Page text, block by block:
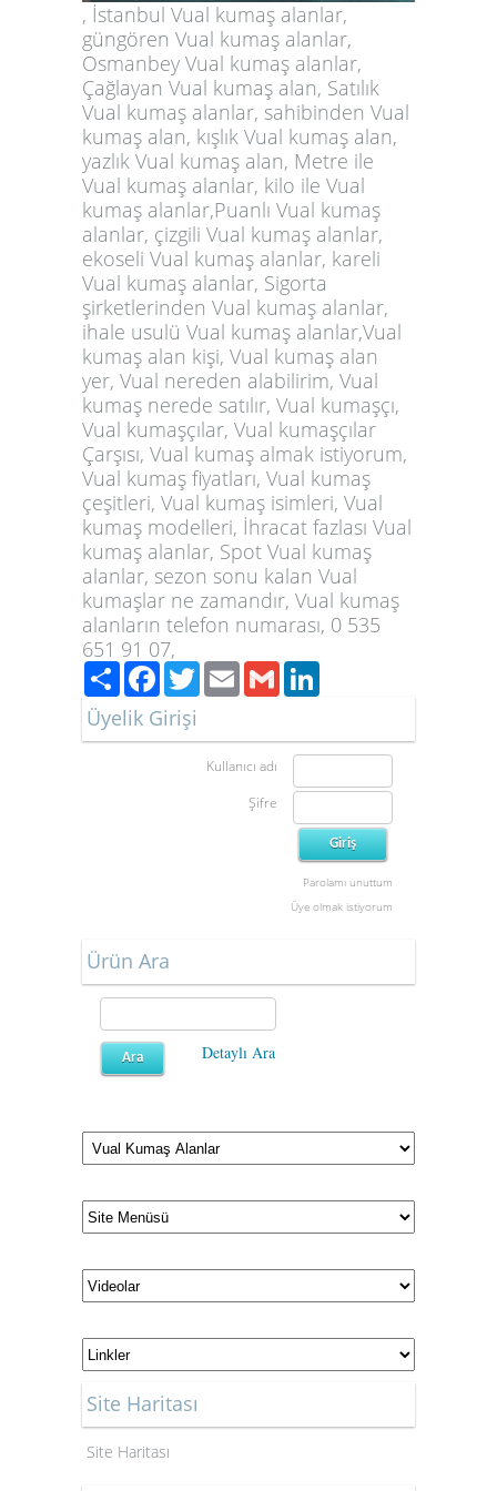
, İstanbul Vual kumaş alanlar,
güngören Vual kumaş alanlar,
Osmanbey Vual kumaş alanlar,
Çağlayan Vual kumaş alan, Satılık
Vual kumaş alanlar, sahibinden Vual
kumaş alan, kışlık Vual kumaş alan,
yazlık Vual kumaş alan, Metre ile
Vual kumaş alanlar, kilo ile Vual
kumaş alanlar,Puanlı Vual kumaş
alanlar, çizgili Vual kumaş alanlar,
ekoseli Vual kumaş alanlar, kareli
Vual kumaş alanlar, Sigorta
şirketlerinden Vual kumaş alanlar,
ihale usulü Vual kumaş alanlar,Vual
kumaş alan kişi, Vual kumaş alan
yer, Vual nereden alabilirim, Vual
kumaş nerede satılır, Vual kumaşçı,
Vual kumaşçılar, Vual kumaşçılar
Çarşısı, Vual kumaş almak istiyorum,
Vual kumaş fiyatları, Vual kumaş
çeşitleri, Vual kumaş isimleri, Vual
kumaş modelleri, İhracat fazlası Vual
kumaş alanlar, Spot Vual kumaş
alanlar, sezon sonu kalan Vual
kumaşlar ne zamandır, Vual kumaş
alanların telefon numarası, 0 535
651 91 07,
PaylaşFacebook
TwitterEmailGmail
Üyelik Girişi
Kullanıcı adı
Şifre
Parolamı unuttum
Üye olmak istiyorum
Ürün Ara
Detaylı Ara
Site Haritası
Site Haritası